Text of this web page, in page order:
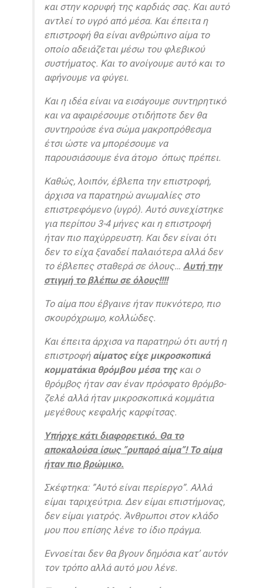
και στην κορυφή της καρδιάς σας. Και αυτό
αντλεί το υγρό από μέσα. Και έπειτα η
επιστροφή θα είναι ανθρώπινο αίμα το
οποίο αδειάζεται μέσω του φλεβικού
συστήματος. Και το ανοίγουμε αυτό και το
αφήνουμε να φύγει.
Και η ιδέα είναι να εισάγουμε συντηρητικό
και να αφαιρέσουμε οτιδήποτε δεν θα
συντηρούσε ένα σώμα μακροπρόθεσμα
έτσι ώστε να μπορέσουμε να
παρουσιάσουμε ένα άτομο όπως πρέπει.
Καθώς, λοιπόν, έβλεπα την επιστροφή,
άρχισα να παρατηρώ ανωμαλίες στο
επιστρεφόμενο (υγρό). Αυτό συνεχίστηκε
για περίπου 3-4 μήνες και η επιστροφή
ήταν πιο παχύρρευστη. Και δεν είναι ότι
δεν το είχα ξαναδεί παλαιότερα αλλά δεν
το έβλεπες σταθερά σε όλους… Αυτή την
στιγμή το βλέπω σε όλους!!!!
Το αίμα που έβγαινε ήταν πυκνότερο, πιο
σκουρόχρωμο, κολλώδες.
Και έπειτα άρχισα να παρατηρώ ότι αυτή η
επιστροφή αίματος είχε μικροσκοπικά
κομματάκια θρόμβου μέσα τηςκαι ο
θρόμβος ήταν σαν έναν πρόσφατο θρόμβο-
ζελέ αλλά ήταν μικροσκοπικά κομμάτια
μεγέθους κεφαλής καρφίτσας.
Υπήρχε κάτι διαφορετικό. Θα το
αποκαλούσα ίσως ”ρυπαρό αίμα”! Το αίμα
ήταν πιο βρώμικο.
Σκέφτηκα: ”Αυτό είναι περίεργο”. Αλλά
είμαι ταριχεύτρια. Δεν είμαι επιστήμονας,
δεν είμαι γιατρός. Άνθρωποι στον κλάδο
μου που επίσης λένε το ίδιο πράγμα.
Εννοείται δεν θα βγουν δημόσια κατ’ αυτόν
τον τρόπο αλλά αυτό μου λένε.